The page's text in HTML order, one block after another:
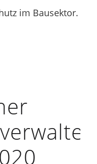
im Bausektor.